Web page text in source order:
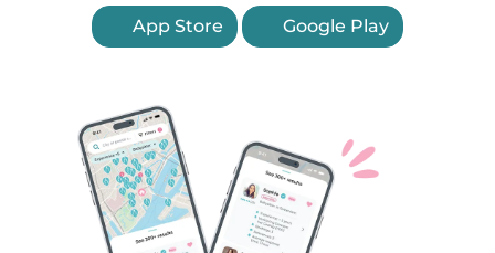
App Store Google Play